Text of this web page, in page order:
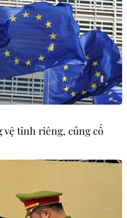
Lan
đẩy hợp tác
trụ
trí thúc đẩy
lược "Ba
tiếp Đại sứ
vệ tinh riêng, củng cố